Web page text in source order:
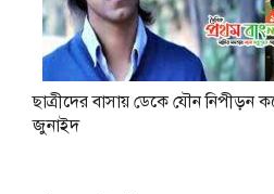
ছাত্রীদের বাসায় ডেকে যৌন নিপীড়ন
জুনাইদ